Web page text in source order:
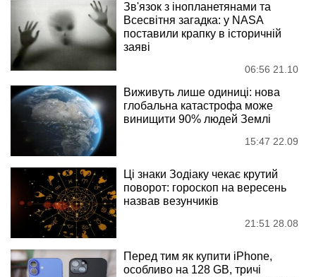
Зв'язок з інопланетянами та
Всесвітня загадка: у NASA
поставили крапку в історичній
заяві
06:56 21.10
Виживуть лише одиниці: нова
глобальна катастрофа може
винищити 90% людей Землі
15:47 22.09
Ці знаки Зодіаку чекає крутий
поворот: гороскоп на вересень
назвав везунчиків
21:51 28.08
Перед тим як купити iPhone,
особливо на 128 GB, тричі